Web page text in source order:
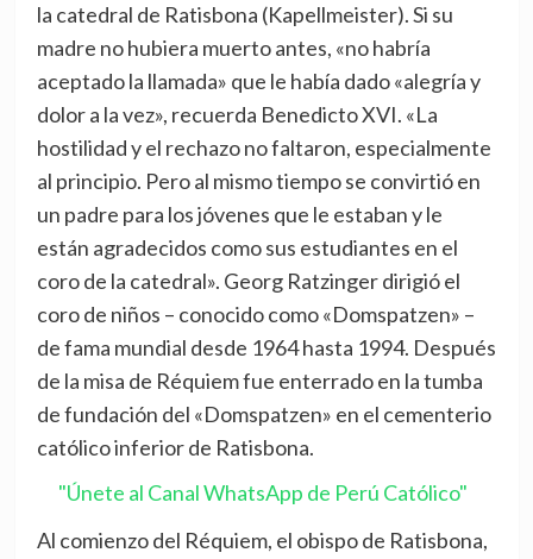
la catedral de Ratisbona (Kapellmeister). Si su
madre no hubiera muerto antes, «no habría
aceptado la llamada» que le había dado «alegría y
dolor a la vez», recuerda Benedicto XVI. «La
hostilidad y el rechazo no faltaron, especialmente
al principio. Pero al mismo tiempo se convirtió en
un padre para los jóvenes que le estaban y le
están agradecidos como sus estudiantes en el
coro de la catedral». Georg Ratzinger dirigió el
coro de niños – conocido como «Domspatzen» –
de fama mundial desde 1964 hasta 1994. Después
de la misa de Réquiem fue enterrado en la tumba
de fundación del «Domspatzen» en el cementerio
católico inferior de Ratisbona.
"Únete al Canal WhatsApp de Perú Católico"
Al comienzo del Réquiem, el obispo de Ratisbona,